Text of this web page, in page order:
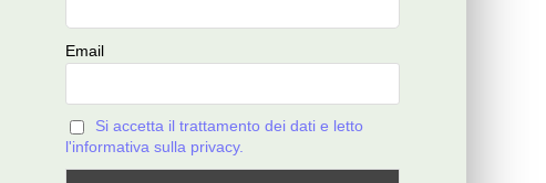
Email
Si accetta il trattamento dei dati e letto
l'informativa sulla privacy.